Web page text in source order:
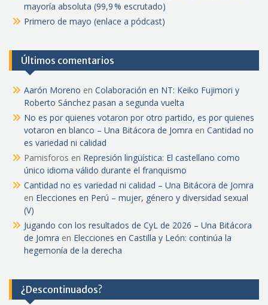
mayoría absoluta (99,9 % escrutado)
Primero de mayo (enlace a pódcast)
Últimos comentarios
Aarón Moreno en Colaboración en NT: Keiko Fujimori y
Roberto Sánchez pasan a segunda vuelta
No es por quienes votaron por otro partido, es por quienes
votaron en blanco – Una Bitácora de Jomra en Cantidad no
es variedad ni calidad
Pamisforos en Represión lingüística: El castellano como
único idioma válido durante el franquismo
Cantidad no es variedad ni calidad – Una Bitácora de Jomra
en Elecciones en Perú – mujer, género y diversidad sexual
(V)
Jugando con los resultados de CyL de 2026 – Una Bitácora
de Jomra en Elecciones en Castilla y León: continúa la
hegemonía de la derecha
¿Descontinuados?